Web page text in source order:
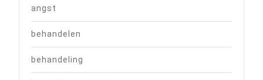
angst
behandelen
behandeling